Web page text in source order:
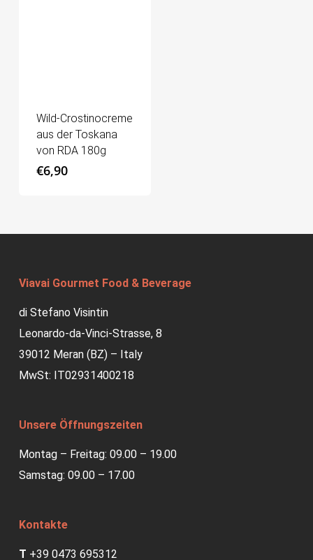
Wild-Crostinocreme
aus der Toskana
von RDA 180g
€6,90
Viavai Gourmet Food & Beverage
di Stefano Visintin
Leonardo-da-Vinci-Strasse, 8
39012 Meran (BZ) – Italy
MwSt: IT02931400218
Unsere Öffnungszeiten
Montag – Freitag: 09.00 – 19.00
Samstag: 09.00 – 17.00
Kontakte
T +39 0473 695312